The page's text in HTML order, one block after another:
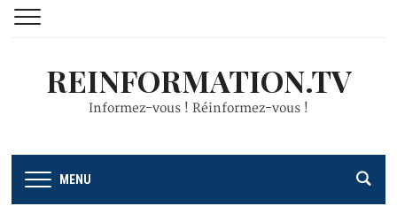
REINFORMATION.TV
Informez-vous ! Réinformez-vous !
MENU